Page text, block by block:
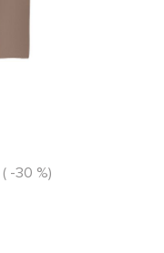
( -30 %)